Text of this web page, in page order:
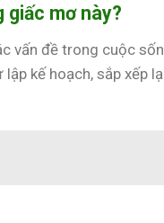
giấc mơ này?
vấn đề trong cuộc
kế hoạch, sắp xếp